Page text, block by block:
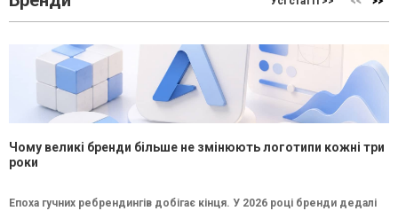
Чому великі бренди більше не змінюють логотипи кожні три
роки
Епоха гучних ребрендингів добігає кінця. У 2026 році бренди дедалі